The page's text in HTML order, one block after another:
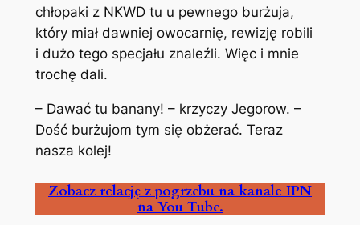
chłopaki z NKWD tu u pewnego burżuja,
który miał dawniej owocarnię, rewizję robili
i dużo tego specjału znaleźli. Więc i mnie
trochę dali.
– Dawać tu banany! – krzyczy Jegorow. –
Dość burżujom tym się obżerać. Teraz
nasza kolej!
Zobacz relację z pogrzebu na kanale IPN
na You Tube.